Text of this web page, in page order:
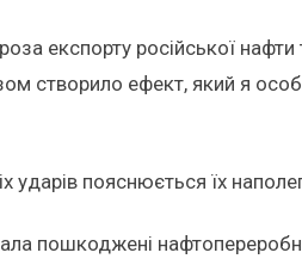
експорту російської
створило ефект, який я
ударів пояснюється їх
пошкоджені